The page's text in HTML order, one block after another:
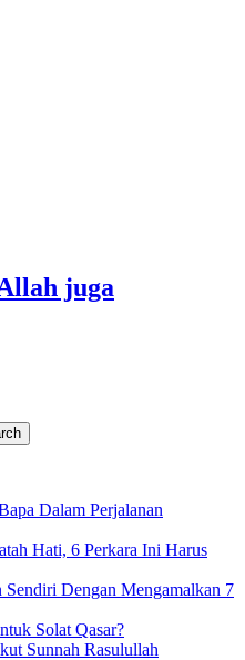
juga
Dalam Perjalanan
Hati, 6 Perkara Ini Harus
Dengan Mengamalkan 7
Solat Qasar?
Sunnah Rasulullah